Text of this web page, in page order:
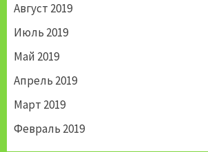
Август 2019
Июль 2019
Май 2019
Апрель 2019
Март 2019
Февраль 2019